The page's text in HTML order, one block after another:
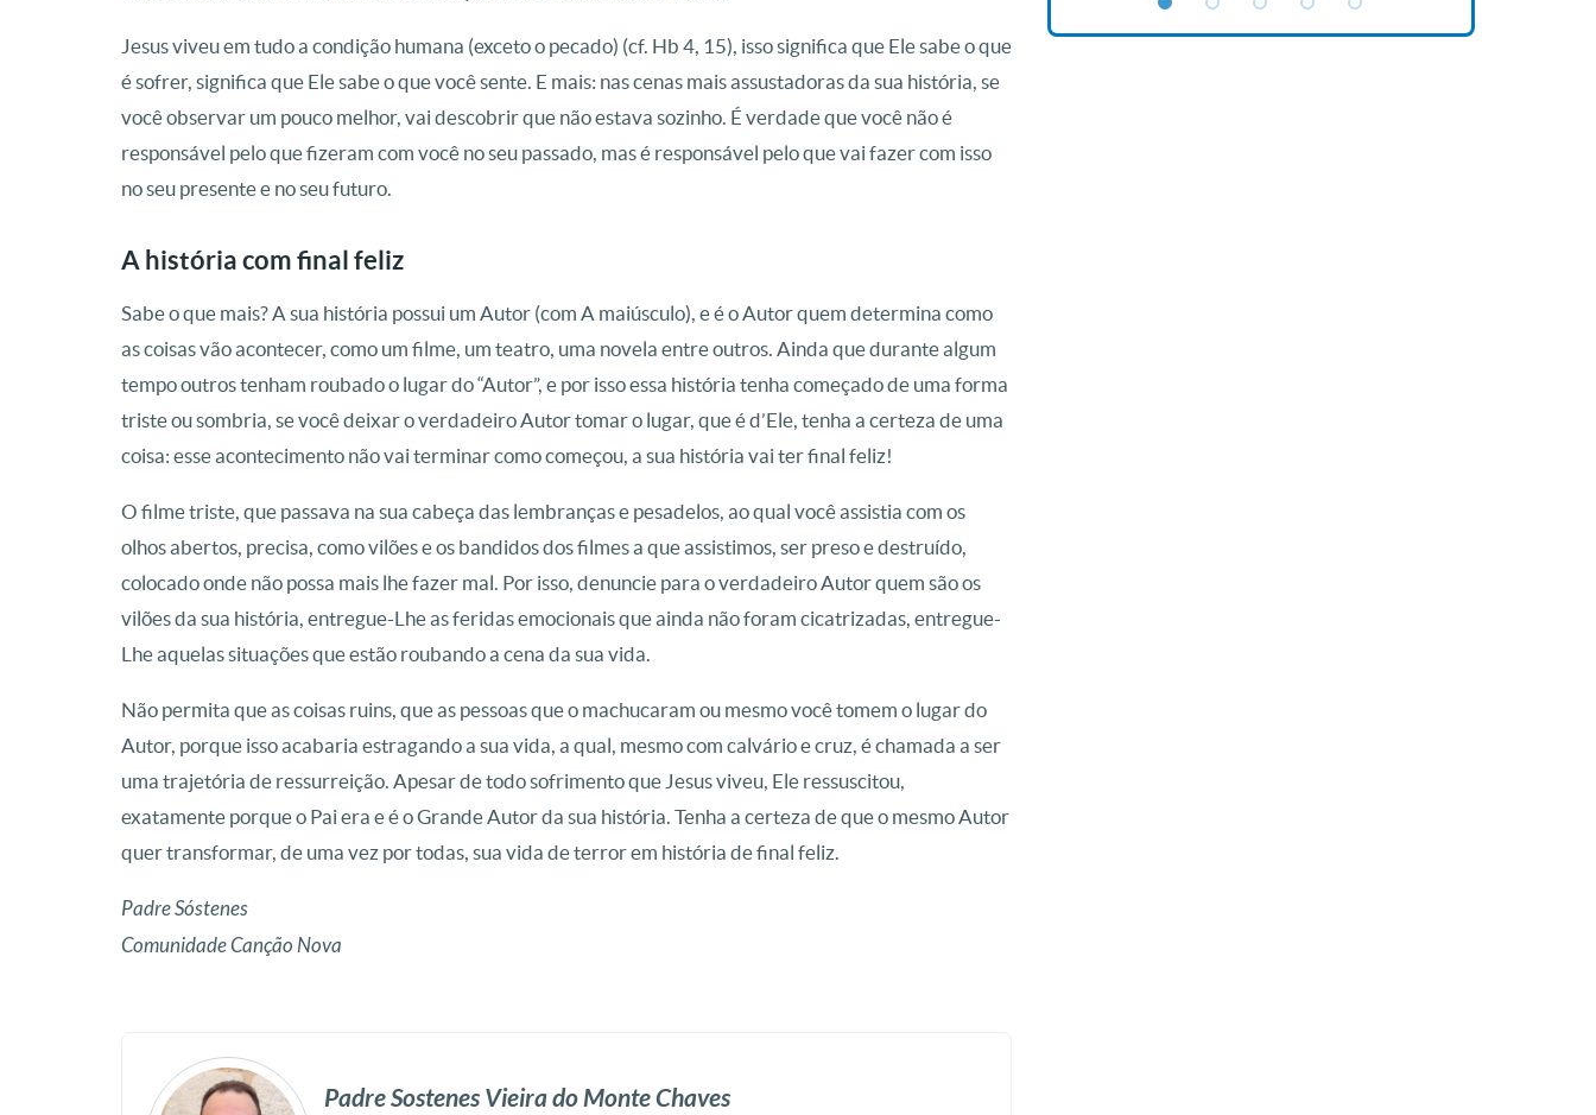
Jesus viveu em tudo a condição humana (exceto o pecado) (cf. Hb 4, 15), isso significa que Ele sabe o que
é sofrer, significa que Ele sabe o que você sente. E mais: nas cenas mais assustadoras da sua história, se
você observar um pouco melhor, vai descobrir que não estava sozinho. É verdade que você não é
responsável pelo que fizeram com você no seu passado, mas é responsável pelo que vai fazer com isso
no seu presente e no seu futuro.
A história com final feliz
Sabe o que mais? A sua história possui um Autor (com A maiúsculo), e é o Autor quem determina como
as coisas vão acontecer, como um filme, um teatro, uma novela entre outros. Ainda que durante algum
tempo outros tenham roubado o lugar do “Autor”, e por isso essa história tenha começado de uma forma
triste ou sombria, se você deixar o verdadeiro Autor tomar o lugar, que é d’Ele, tenha a certeza de uma
coisa: esse acontecimento não vai terminar como começou, a sua história vai ter final feliz!
O filme triste, que passava na sua cabeça das lembranças e pesadelos, ao qual você assistia com os
olhos abertos, precisa, como vilões e os bandidos dos filmes a que assistimos, ser preso e destruído,
colocado onde não possa mais lhe fazer mal. Por isso, denuncie para o verdadeiro Autor quem são os
vilões da sua história, entregue-Lhe as feridas emocionais que ainda não foram cicatrizadas, entregue-
Lhe aquelas situações que estão roubando a cena da sua vida.
Não permita que as coisas ruins, que as pessoas que o machucaram ou mesmo você tomem o lugar do
Autor, porque isso acabaria estragando a sua vida, a qual, mesmo com calvário e cruz, é chamada a ser
uma trajetória de ressurreição. Apesar de todo sofrimento que Jesus viveu, Ele ressuscitou,
exatamente porque o Pai era e é o Grande Autor da sua história. Tenha a certeza de que o mesmo Autor
quer transformar, de uma vez por todas, sua vida de terror em história de final feliz.
Padre Sóstenes
Comunidade Canção Nova
Padre Sostenes Vieira do Monte Chaves